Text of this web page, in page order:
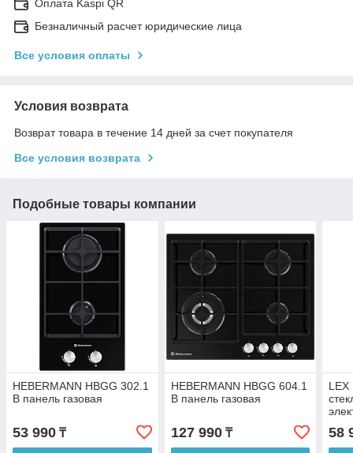
Оплата Kaspi QR
Безналичный расчет юридические лица
Все условия оплаты
Условия возврата
Возврат товара в течение 14 дней за счет покупателя
Все условия возврата
Подобные товары компании
HEBERMANN HBGG 302.1
B панель газовая
53 990 ₸
HEBERMANN HBGG 604.1
B панель газовая
127 990₸
LEX
58